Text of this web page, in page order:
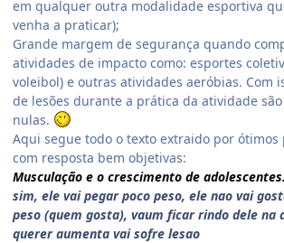
em qualquer outra modalidade esportiva
venha a praticar);
Grande margem de segurança quando
atividades de impacto como: esportes
voleibol) e outras atividades aeróbias. Com
de lesões durante a prática da atividade
nulas.
Aqui segue todo o texto extraido por ótimos
com resposta bem objetivas:
Musculação e o crescimento de adolescentes.
sim, ele vai pegar poco peso, ele nao vai
peso (quem gosta), vaum ficar rindo dele na
querer aumenta vai sofre lesao